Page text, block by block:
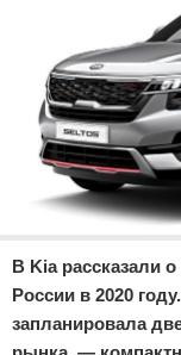
Разное
Отказ от
В Kia рассказали
России в 2020
запланировала